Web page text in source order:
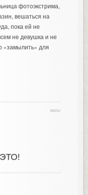
фотоэкстрима,
вешаться на
пока ей не
не девушка и не
«замылить» для
теги: